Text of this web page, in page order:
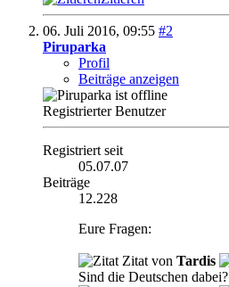
06. Juli 2016, 09:55 #2
Piruparka
Profil
Beiträge anzeigen
Registrierter Benutzer
Registriert seit
05.07.07
Beiträge
12.228
Eure Fragen:
Zitat von Tardis
Sind die Deutschen dabei?